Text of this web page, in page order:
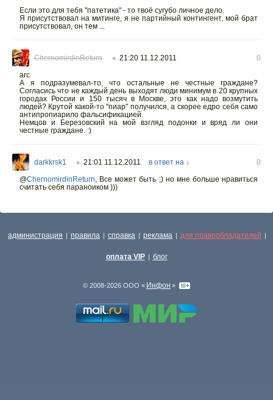
Если это для тебя "патетика" - то твоё сугубо личное дело.
Я присутствовал на митинге, я не партийный контингент, мой брат
присутствовал, он тем ...
ChernomirdinReturn ○ 21:20 11.12.2011
0
arc
А я подразумевал-то, что остальные не честные граждане?
Согласись что не каждый день выходят люди минимум в 20 крупных
городах России и 150 тысяч в Москве, это как надо возмутить
людей? Крутой какой-то "пиар" получился, а скорее едро себя само
антипропиарило фальсификацией.
Немцов и Березовский на мой взгляд подонки и вряд ли они
честные граждане. :)
darkkrsk1 ○ 21:01 11.12.2011 в ответ на ↓
0
@ChernomirdinReturn, Все может быть ;) но мне больше нравиться
считать себя параноиком )))
администрация | правила | справка | реклама | для правообладателей |
оплата VIP | блог
© 2008-2026 ООО « Инфон »